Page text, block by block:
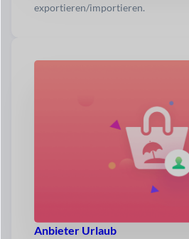
exportieren/importieren.
Anbieter Urlaub